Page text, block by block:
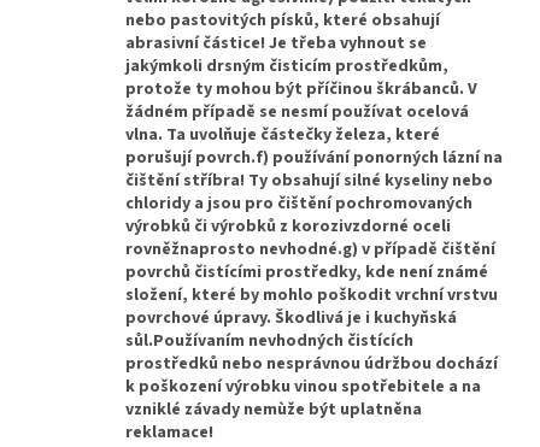
nebo pastovitých písků, které obsahují
abrasivní částice! Je třeba vyhnout se
jakýmkoli drsným čisticím prostředkům,
protože ty mohou být příčinou škrábanců. V
žádném případě se nesmí používat ocelová
vlna. Ta uvolňuje částečky železa, které
porušují povrch.f) používání ponorných lázní na
čištění stříbra! Ty obsahují silné kyseliny nebo
chloridy a jsou pro čištění pochromovaných
výrobků či výrobků z korozivzdorné oceli
rovněžnaprosto nevhodné.g) v případě čištění
povrchů čistícími prostředky, kde není známé
složení, které by mohlo poškodit vrchní vrstvu
povrchové úpravy. Škodlivá je i kuchyňská
sůl.Používaním nevhodných čistících
prostředků nebo nesprávnou údržbou dochází
k poškození výrobku vinou spotřebitele a na
vzniklé závady nemùže být uplatněna
reklamace!